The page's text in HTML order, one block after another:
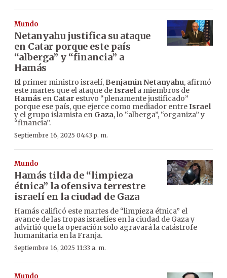
Mundo
Netanyahu justifica su ataque
en Catar porque este país
“alberga” y “financia” a
Hamás
El primer ministro israelí, Benjamin Netanyahu, afirmó
este martes que el ataque deIsraela miembros de
Hamás en Catar estuvo “plenamente justificado”
porque ese país, que ejerce como mediador entreIsrael
y el grupo islamista en Gaza, lo “alberga”, “organiza” y
“financia”.
Septiembre 16, 2025 04:43 p. m.
Mundo
Hamás tilda de “limpieza
étnica” la ofensiva terrestre
israelí en la ciudad de Gaza
Hamás calificó este martes de “limpieza étnica” el
avance de las tropas israelíes en la ciudad de Gaza y
advirtió que la operación solo agravará la catástrofe
humanitaria en la Franja.
Septiembre 16, 2025 11:33 a. m.
Mundo